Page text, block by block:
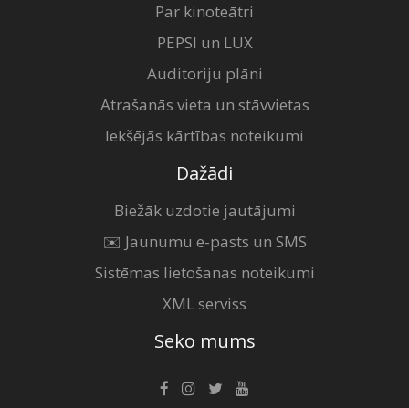
Par kinoteātri
PEPSI un LUX
Auditoriju plāni
Atrašanās vieta un stāvvietas
Iekšējās kārtības noteikumi
Dažādi
Biežāk uzdotie jautājumi
✉️ Jaunumu e-pasts un SMS
Sistēmas lietošanas noteikumi
XML serviss
Seko mums